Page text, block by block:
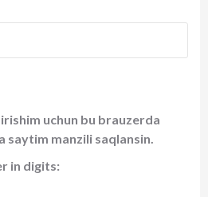
uchun bu brauzerda
saytim manzili saqlansin.
in digits: